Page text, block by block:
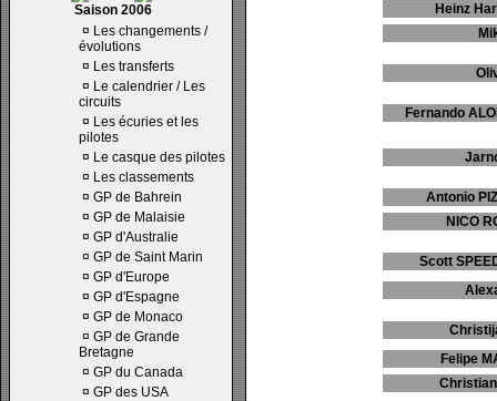
Saison 2006
¤ Les changements /
évolutions
¤ Les transferts
¤ Le calendrier / Les
circuits
¤ Les écuries et les
pilotes
¤ Le casque des pilotes
¤ Les classements
¤ GP de Bahrein
¤ GP de Malaisie
¤ GP d'Australie
¤ GP de Saint Marin
¤ GP d'Europe
¤ GP d'Espagne
¤ GP de Monaco
¤ GP de Grande
Bretagne
¤ GP du Canada
¤ GP des USA
Heinz
Fernando
Antonio
NICO
Scott
Felipe